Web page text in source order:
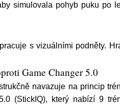
simulovala pohyb puku po
s vizuálními podněty.
Game Changer 5.0
navazuje na princip
(StickIQ), který nabízí 9